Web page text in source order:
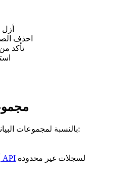
احذف
تأكد
بالنسبة لمجموعات البيانات التي تزيد عن 10,000 سجل:
الاستيراد عبر API لسجلات غير محدودة